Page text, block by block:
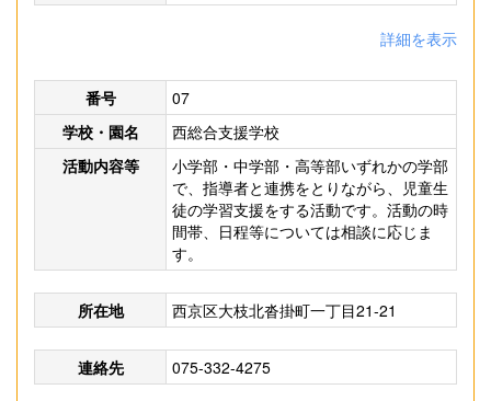
詳細を表示
番号
07
学校・園名
西総合支援学校
活動内容等
小学部・中学部・高等部いずれかの学部
で、指導者と連携をとりながら、児童生
徒の学習支援をする活動です。活動の時
間帯、日程等については相談に応じま
す。
所在地 西京区大枝北沓掛町一丁目21-21
連絡先 075-332-4275